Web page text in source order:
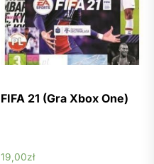
FIFA 21 (Gra Xbox One)
19,00zł